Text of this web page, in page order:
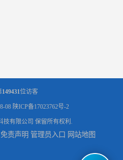
149431位访客
08 陕ICP备17023762号-2
技有限公司 保留所有权利.
免责声明 管理员入口 网站地图